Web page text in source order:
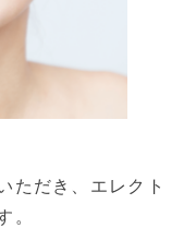
ただき、エレクト
。